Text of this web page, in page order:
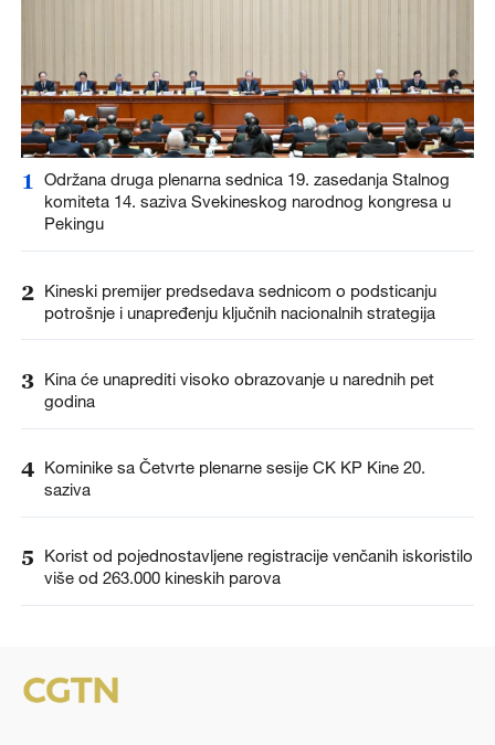
1
Održana druga plenarna sednica 19. zasedanja Stalnog
komiteta 14. saziva Svekineskog narodnog kongresa u
Pekingu
2 Kineski premijer predsedava sednicom o podsticanju
potrošnje i unapređenju ključnih nacionalnih strategija
3 Kina će unaprediti visoko obrazovanje u narednih pet
godina
4 Kominike sa Četvrte plenarne sesije CK KP Kine 20.
saziva
5
Korist od pojednostavljene registracije venčanih iskoristilo
više od 263.000 kineskih parova